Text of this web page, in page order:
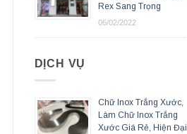
Rex Sang Trọng
06/02/2022
DỊCH VỤ
Chữ Inox Trắng Xước,
Làm Chữ Inox Trắng
Xước Giá Rẻ, Hiện Đại